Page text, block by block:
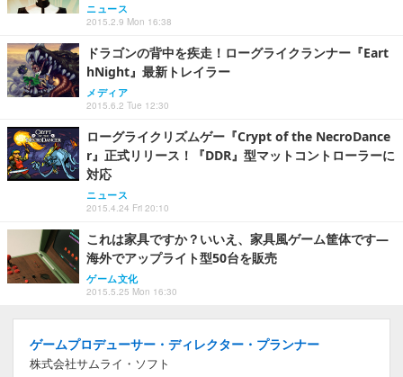
ニュース
2015.2.9 Mon 16:38
ドラゴンの背中を疾走！ローグライクランナー『Eart
hNight』最新トレイラー
メディア
2015.6.2 Tue 12:30
ローグライクリズムゲー『Crypt of the NecroDance
r』正式リリース！『DDR』型マットコントローラーに
対応
ニュース
2015.4.24 Fri 20:10
これは家具ですか？いいえ、家具風ゲーム筐体です―
海外でアップライト型50台を販売
ゲーム文化
2015.5.25 Mon 16:30
ゲームプロデューサー・ディレクター・プランナー
株式会社サムライ・ソフト